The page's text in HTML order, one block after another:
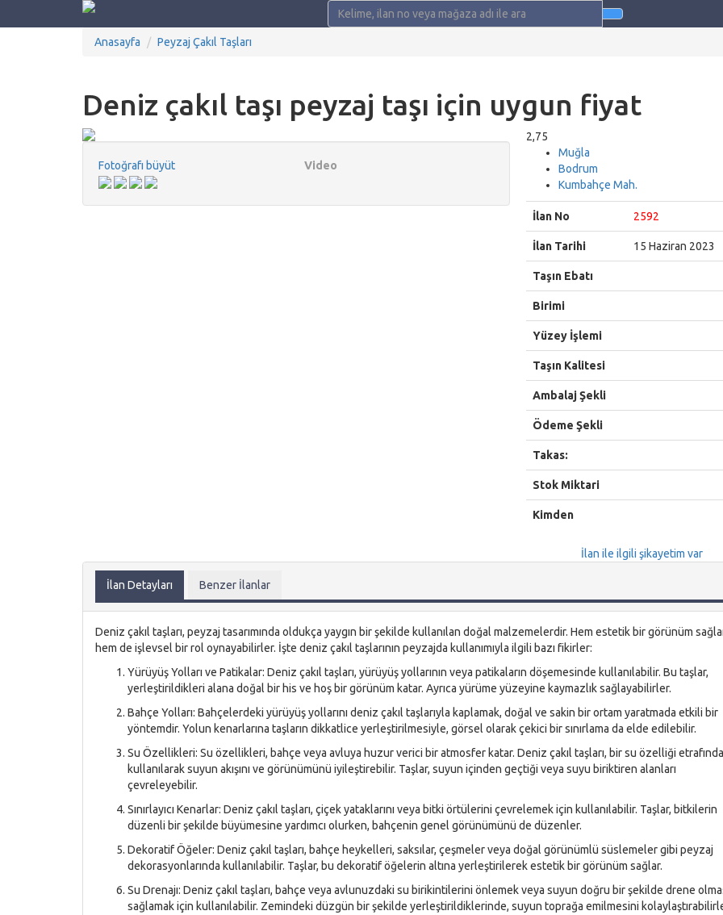
Anasayfa Peyzaj Çakıl Taşları
Deniz çakıl taşı peyzaj taşı için uygun fiyat
Fotoğrafı büyüt Video
2,75
Muğla
Bodrum
Kumbahçe Mah.
İlan No 2592
İlan Tarihi 15 Haziran 2023
Taşın Ebatı
Birimi
Yüzey İşlemi
Taşın Kalitesi
Ambalaj Şekli
Ödeme Şekli
Takas:
Stok Miktari
Kimden
İlan ile ilgili şikayetim var
İlan Detayları Benzer İlanlar
Deniz çakıl taşları, peyzaj tasarımında oldukça yaygın bir şekilde kullanılan doğal malzemelerdir. Hem estetik bir görünüm
hem de işlevsel bir rol oynayabilirler. İşte deniz çakıl taşlarının peyzajda kullanımıyla ilgili bazı fikirler:
Yürüyüş Yolları ve Patikalar: Deniz çakıl taşları, yürüyüş yollarının veya patikaların döşemesinde kullanılabilir. Bu taşlar,
yerleştirildikleri alana doğal bir his ve hoş bir görünüm katar. Ayrıca yürüme yüzeyine kaymazlık sağlayabilirler.
Bahçe Yolları: Bahçelerdeki yürüyüş yollarını deniz çakıl taşlarıyla kaplamak, doğal ve sakin bir ortam yaratmada etkili bir
yöntemdir. Yolun kenarlarına taşların dikkatlice yerleştirilmesiyle, görsel olarak çekici bir sınırlama da elde edilebilir.
Su Özellikleri: Su özellikleri, bahçe veya avluya huzur verici bir atmosfer katar. Deniz çakıl taşları, bir su özelliği etrafında
kullanılarak suyun akışını ve görünümünü iyileştirebilir. Taşlar, suyun içinden geçtiği veya suyu biriktiren alanları
çevreleyebilir.
Sınırlayıcı Kenarlar: Deniz çakıl taşları, çiçek yataklarını veya bitki örtülerini çevrelemek için kullanılabilir. Taşlar, bitkilerin
düzenli bir şekilde büyümesine yardımcı olurken, bahçenin genel görünümünü de düzenler.
Dekoratif Öğeler: Deniz çakıl taşları, bahçe heykelleri, saksılar, çeşmeler veya doğal görünümlü süslemeler gibi peyzaj
dekorasyonlarında kullanılabilir. Taşlar, bu dekoratif öğelerin altına yerleştirilerek estetik bir görünüm sağlar.
Su Drenajı: Deniz çakıl taşları, bahçe veya avlunuzdaki su birikintilerini önlemek veya suyun doğru bir şekilde drene
sağlamak için kullanılabilir. Zemindeki düzgün bir şekilde yerleştirildiklerinde, suyun toprağa emilmesini